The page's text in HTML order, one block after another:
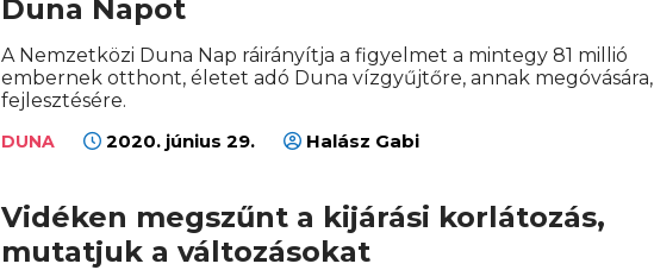
Duna Napot
A Nemzetközi Duna Nap ráirányítja a figyelmet a mintegy 81 millió
embernek otthont, életet adó Duna vízgyűjtőre, annak megóvására,
fejlesztésére.
DUNA 2020. június 29. Halász Gabi
Vidéken megszűnt a kijárási korlátozás,
mutatjuk a változásokat